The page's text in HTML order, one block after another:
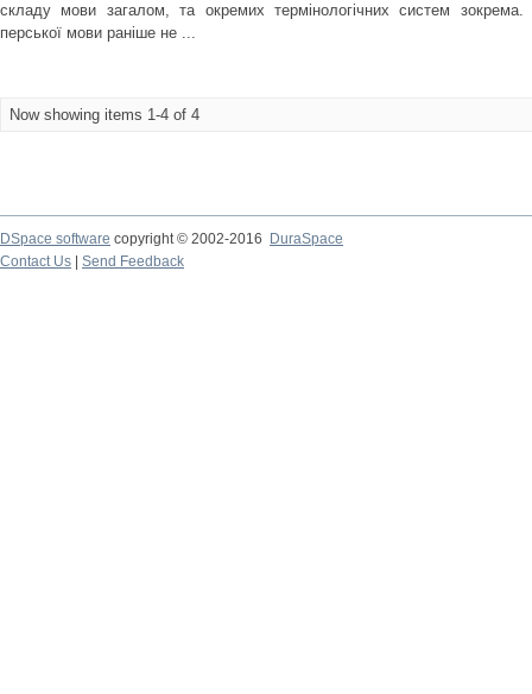
складу мови загалом, та окремих термінологічних систем зокрема.
перської мови раніше не ...
Now showing items 1-4 of 4
DSpace software copyright © 2002-2016
DuraSpace
Contact Us
Send Feedback